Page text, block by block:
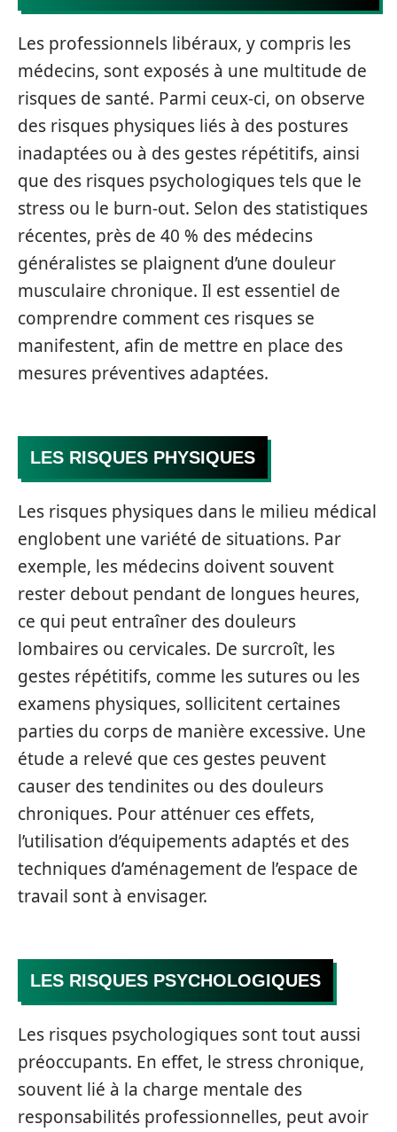
Les professionnels libéraux, y compris les
médecins, sont exposés à une multitude de
risques de santé. Parmi ceux-ci, on observe
des risques physiques liés à des postures
inadaptées ou à des gestes répétitifs, ainsi
que des risques psychologiques tels que le
stress ou le burn-out. Selon des statistiques
récentes, près de 40 % des médecins
généralistes se plaignent d’une douleur
musculaire chronique. Il est essentiel de
comprendre comment ces risques se
manifestent, afin de mettre en place des
mesures préventives adaptées.
LES RISQUES PHYSIQUES
Les risques physiques dans le milieu médical
englobent une variété de situations. Par
exemple, les médecins doivent souvent
rester debout pendant de longues heures,
ce qui peut entraîner des douleurs
lombaires ou cervicales. De surcroît, les
gestes répétitifs, comme les sutures ou les
examens physiques, sollicitent certaines
parties du corps de manière excessive. Une
étude a relevé que ces gestes peuvent
causer des tendinites ou des douleurs
chroniques. Pour atténuer ces effets,
l’utilisation d’équipements adaptés et des
techniques d’aménagement de l’espace de
travail sont à envisager.
LES RISQUES PSYCHOLOGIQUES
Les risques psychologiques sont tout aussi
préoccupants. En effet, le stress chronique,
souvent lié à la charge mentale des
responsabilités professionnelles, peut avoir